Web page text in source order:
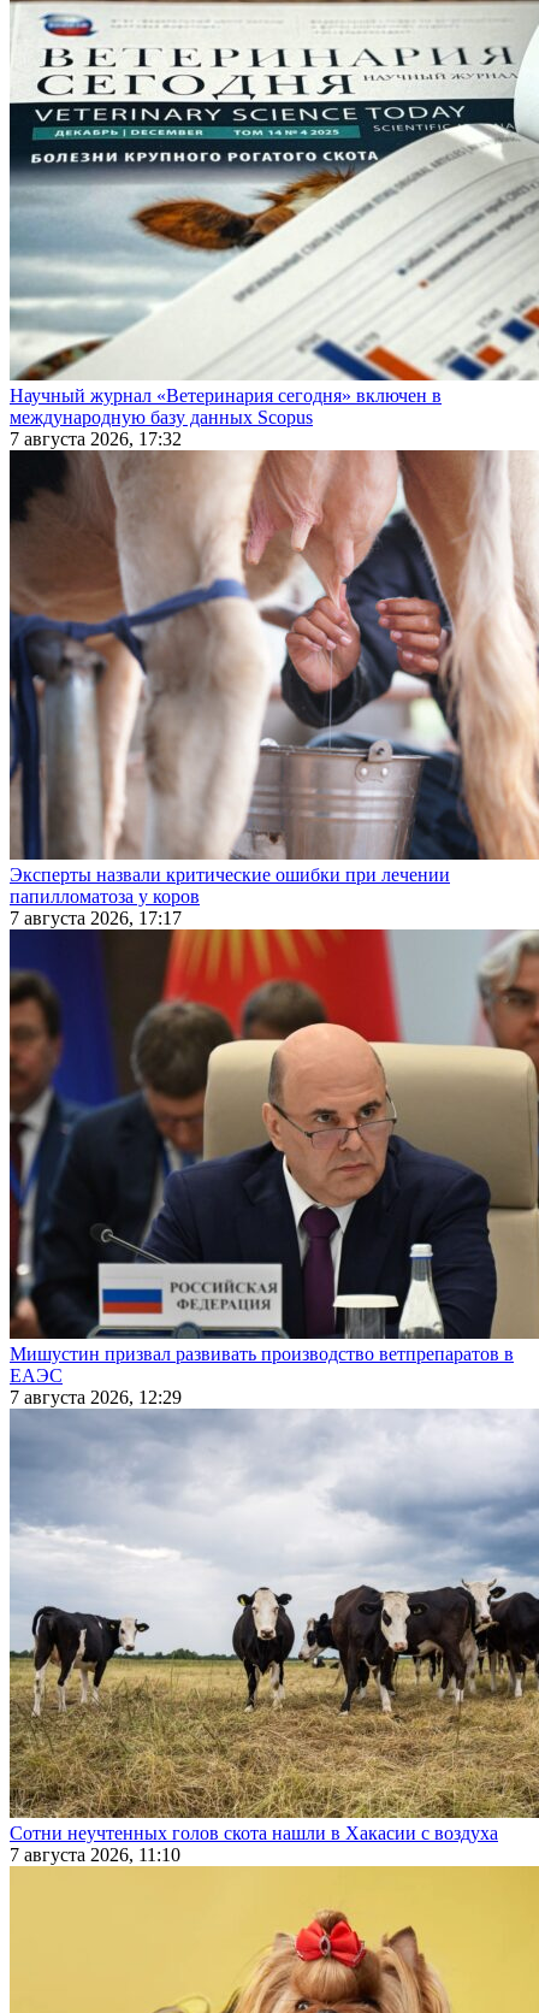
Научный журнал «Ветеринария сегодня» включен в
международную базу данных Scopus
7 августа 2026, 17:32
Эксперты назвали критические ошибки при лечении
папилломатоза у коров
7 августа 2026, 17:17
Мишустин призвал развивать производство ветпрепаратов в
ЕАЭС
7 августа 2026, 12:29
Сотни неучтенных голов скота нашли в Хакасии с воздуха
7 августа 2026, 11:10